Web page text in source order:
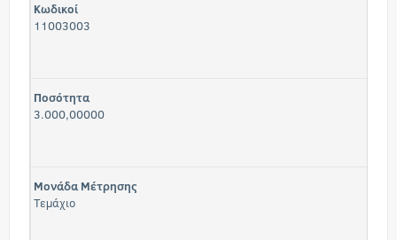
Κωδικοί
11003003
Ποσότητα
3.000,00000
Μονάδα Μέτρησης
Τεμάχιο